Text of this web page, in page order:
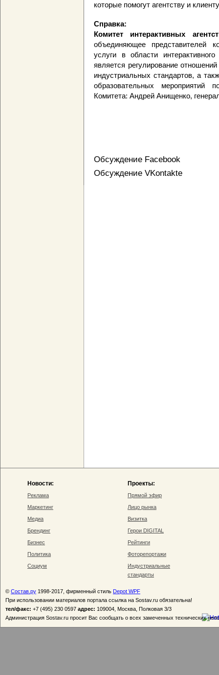
которые помогут агентству и
Справка:
Комитет интерактивных
объединяющее представителей
услуги в области
является регулирование
индустриальных стандартов, а
образовательных мероприятий
Комитета: Андрей Анищенко,
Обсуждение Facebook
Обсуждение VKontakte
Новости:
Реклама
Маркетинг
Медиа
Брендинг
Бизнес
Политика
Социум
Проекты:
Прямой эфир
Лицо рынка
Визитка
Герои DIGITAL
Рейтинги
Фоторепортажи
Индустриальные
стандарты
© Состав.ру 1998-2017, фирменный стиль Depot WPF
При использовании материалов портала ссылка на Sostav.ru обязательна!
тел/факс: +7 (495) 230 0597 адрес: 109004, Москва, Полковая 3/3
Администрация Sostav.ru просит Вас сообщать о всех замеченных технических